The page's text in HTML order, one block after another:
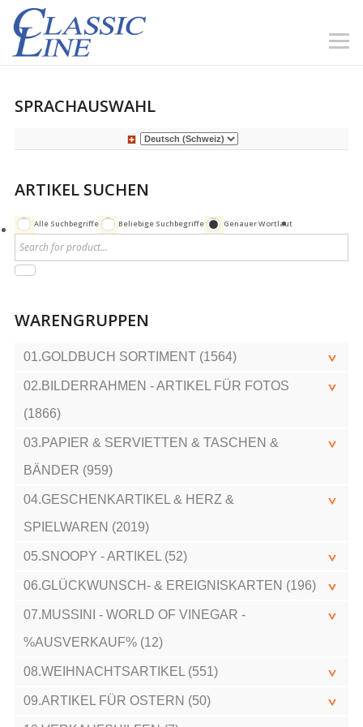
SPRACHAUSWAHL
ARTIKEL SUCHEN
Alle Suchbegriffe Beliebige Suchbegriffe Genauer Wortlaut
WARENGRUPPEN
01.GOLDBUCH SORTIMENT (1564)
02.BILDERRAHMEN - ARTIKEL FÜR FOTOS
(1866)
03.PAPIER & SERVIETTEN & TASCHEN &
BÄNDER (959)
04.GESCHENKARTIKEL & HERZ &
SPIELWAREN (2019)
05.SNOOPY - ARTIKEL (52)
06.GLÜCKWUNSCH- & EREIGNISKARTEN (196)
07.MUSSINI - WORLD OF VINEGAR -
%AUSVERKAUF% (12)
08.WEIHNACHTSARTIKEL (551)
09.ARTIKEL FÜR OSTERN (50)